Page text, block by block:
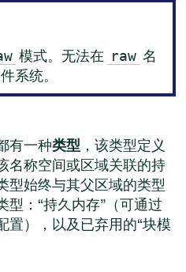
模式。无法在 raw 名
系统。
有一种类型 ，该类型定义
名称空间或区域关联的持
型始终与其父区域的类型
型：“持久内存”（可通过
置），以及已弃用的“块模